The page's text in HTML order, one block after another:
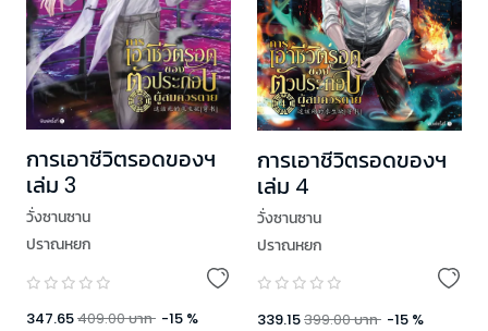
การเอาชีวิตรอดของฯ
เล่ม 3
วั่งซานซาน
ปราณหยก
347.65409.00บาท -15 %
การเอาชีวิตรอดของฯ
เล่ม 4
วั่งซานซาน
ปราณหยก
339.15399.00บาท -15 %